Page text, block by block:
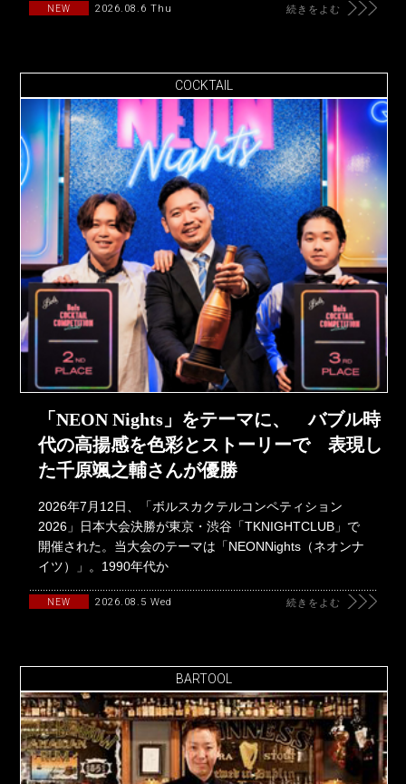
NEW 2026.08.6 Thu 続きをよむ
COCKTAIL
「NEON Nights」をテーマに、 バブル時
代の高揚感を色彩とストーリーで 表現し
た千原颯之輔さんが優勝
2026年7月12日、「ボルスカクテルコンペティション
2026」日本大会決勝が東京・渋谷「TKNIGHTCLUB」で
開催された。当大会のテーマは「NEONNights（ネオンナ
イツ）」。1990年代か
NEW 2026.08.5 Wed 続きをよむ
BARTOOL